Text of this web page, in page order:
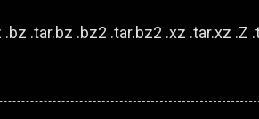
.tar.bz .bz2 .tar.bz2 .xz .tar.xz .Z